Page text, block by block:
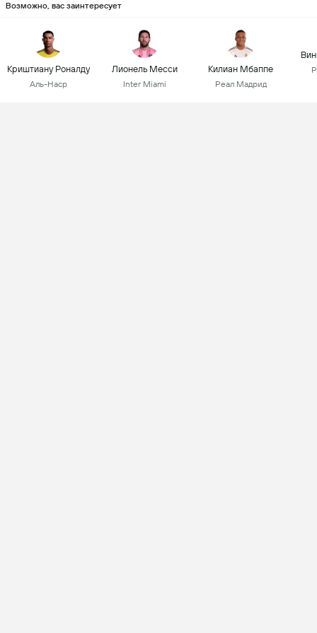
Возможно, вас заинтересует
Криштиану Роналду
Аль-Наср
Лионель Месси
Inter Miami
Килиан Мбаппе
Реал Мадрид